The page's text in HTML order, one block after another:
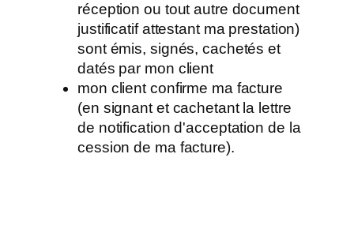
réception ou tout autre document
justificatif attestant ma prestation)
sont émis, signés, cachetés et
datés par mon client
mon client confirme ma facture
(en signant et cachetant la lettre
de notification d'acceptation de la
cession de ma facture).